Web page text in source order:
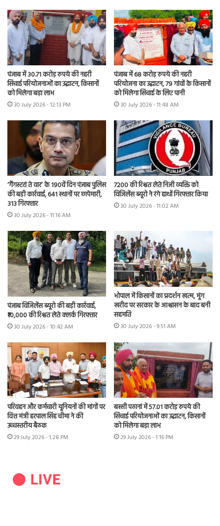
पंजाब में 30.71 करोड़ रुपये की नहरी
सिंचाई परियोजनाओं का उद्घाटन, किसानों
को मिलेगा बड़ा लाभ
30 July 2026 - 12:13 PM
पंजाब में 68 करोड़ रुपये की नहरी
परियोजना का उद्घाटन, 79 गांवों के किसानों
को मिलेगा सिंचाई के लिए पानी
30 July 2026 - 11:48 AM
‘गैंगस्टरां ते वार’ के 190वें दिन पंजाब पुलिस
की बड़ी कार्रवाई, 641 स्थानों पर छापेमारी,
313 गिरफ्तार
30 July 2026 - 11:16 AM
7200 की रिश्वत लेते निजी व्यक्ति को
विजिलेंस ब्यूरो ने रंगे हाथों गिरफ्तार किया
30 July 2026 - 11:02 AM
पंजाब विजिलेंस ब्यूरो की बड़ी कार्रवाई,
₹10,000 की रिश्वत लेते क्लर्क गिरफ्तार
30 July 2026 - 10:42 AM
भोपाल में किसानों का प्रदर्शन खत्म, मूंग
खरीद पर सरकार के आश्वासन के बाद बनी
सहमति
30 July 2026 - 9:51 AM
परिवहन और कर्मचारी यूनियनों की मांगों पर
वित्त मंत्री हरपाल सिंह चीमा ने की
उच्चस्तरीय बैठक
29 July 2026 - 1:28 PM
बस्सी पठानां में 57.01 करोड़ रुपये की
सिंचाई परियोजनाओं का उद्घाटन, किसानों
को मिलेगा बड़ा लाभ
29 July 2026 - 1:16 PM